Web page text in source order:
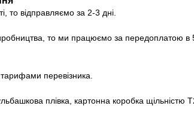
то відправляємо за 2-3 дні.
то ми працюємо за передоплатою в
перевізника.
плівка, картонна коробка щільністю